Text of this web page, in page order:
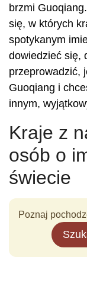
brzmi
się, w których
spotykanym
dowiedzieć się,
przeprowadzić,
Guoqiang i
innym,
Kraje z
osób o
świecie
Poznaj